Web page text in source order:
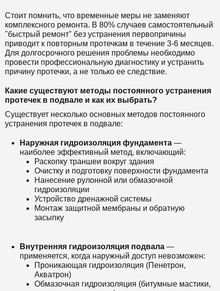
Стоит помнить, что временные меры не заменяют
комплексного ремонта. В 80% случаев самостоятельный
"быстрый ремонт" без устранения первопричины
приводит к повторным протечкам в течение 3-6 месяцев.
Для долгосрочного решения проблемы необходимо
провести профессиональную диагностику и устранить
причину протечки, а не только ее следствие.
Какие существуют методы постоянного устранения
протечек в подвале и как их выбрать?
Существует несколько основных методов постоянного
устранения протечек в подвале:
Наружная гидроизоляция фундамента —
наиболее эффективный метод, включающий:
Раскопку траншеи вокруг здания
Очистку и подготовку поверхности фундамента
Нанесение рулонной или обмазочной
гидроизоляции
Устройство дренажной системы
Монтаж защитной мембраны и обратную
засыпку
Внутренняя гидроизоляция подвала —
применяется, когда наружный доступ невозможен:
Проникающая гидроизоляция (Пенетрон,
Акватрон)
Обмазочная гидроизоляция (битумные мастики,